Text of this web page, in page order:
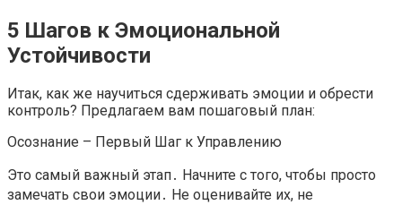
5 Шагов к Эмоциональной
Устойчивости
Итак, как же научиться сдерживать эмоции и обрести
контроль? Предлагаем вам пошаговый план:
Осознание – Первый Шаг к Управлению
Это самый важный этап․ Начните с того, чтобы просто
замечать свои эмоции․ Не оценивайте их, не